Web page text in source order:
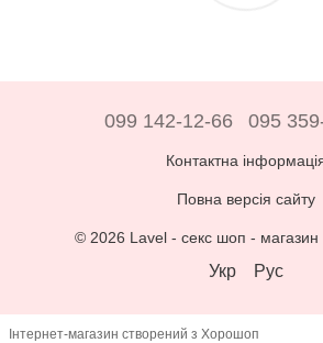
099 142-12-66 095
Контактна
Повна версія сайту
© 2026 Lavel - секс шоп - магазин
Укр Рус
Інтернет-магазин створений з Хорошоп